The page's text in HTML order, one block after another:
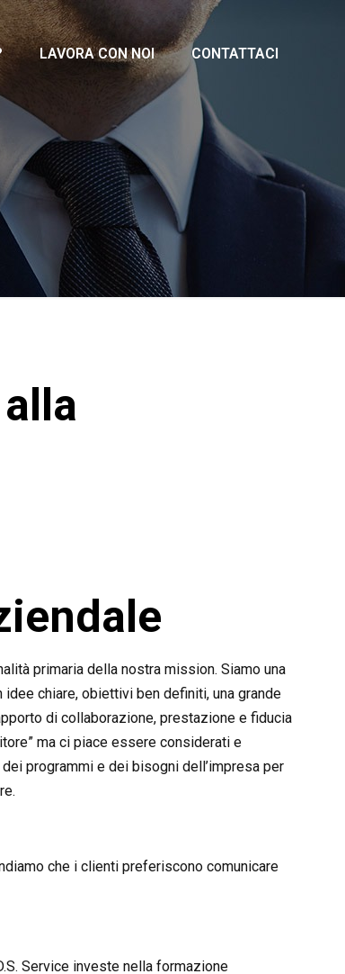
LAVORA CON NOI CONTATTACI
primaria della nostra mission. Siamo una
chiare, obiettivi ben definiti, una grande
di collaborazione, prestazione e fiducia
ma ci piace essere considerati e
programmi e dei bisogni dell’impresa per
che i clienti preferiscono comunicare
Service investe nella formazione